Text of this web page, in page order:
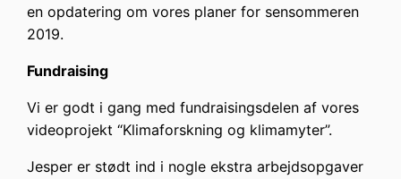
en opdatering om vores planer for sensommeren
2019.
Fundraising
Vi er godt i gang med fundraisingsdelen af vores
videoprojekt “Klimaforskning og klimamyter”.
Jesper er stødt ind i nogle ekstra arbejdsopgaver